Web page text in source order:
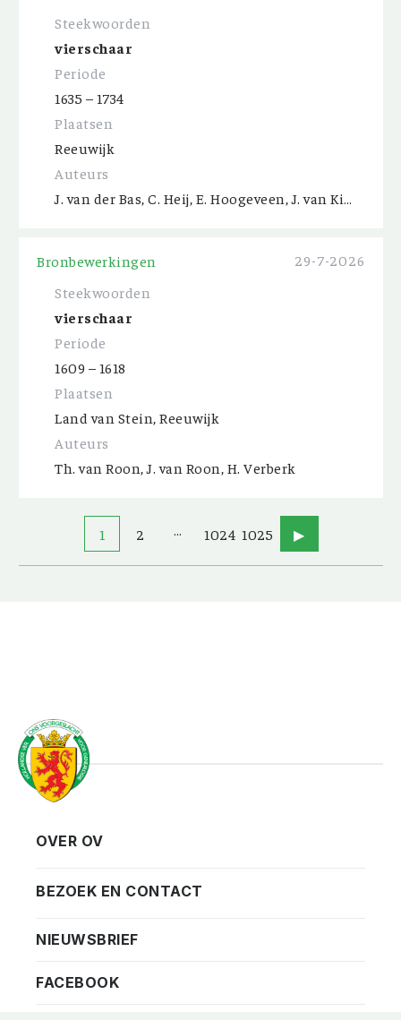
Steekwoorden
vierschaar
Periode
1635 – 1734
Plaatsen
Reeuwijk
Auteurs
J. van der Bas, C. Heij, E. Hoogeveen, J. van Kippershuis, C. Perdijk, A. Spijker
Bronbewerkingen
29-7-2026
Steekwoorden
vierschaar
Periode
1609 – 1618
Plaatsen
Land van Stein, Reeuwijk
Auteurs
Th. van Roon, J. van Roon, H. Verberk
1 2 … 1024 1025 ▶
Vereniging
Privacy
Contact
Bezoekadres
OVER OV
BEZOEK EN CONTACT
NIEUWSBRIEF
FACEBOOK